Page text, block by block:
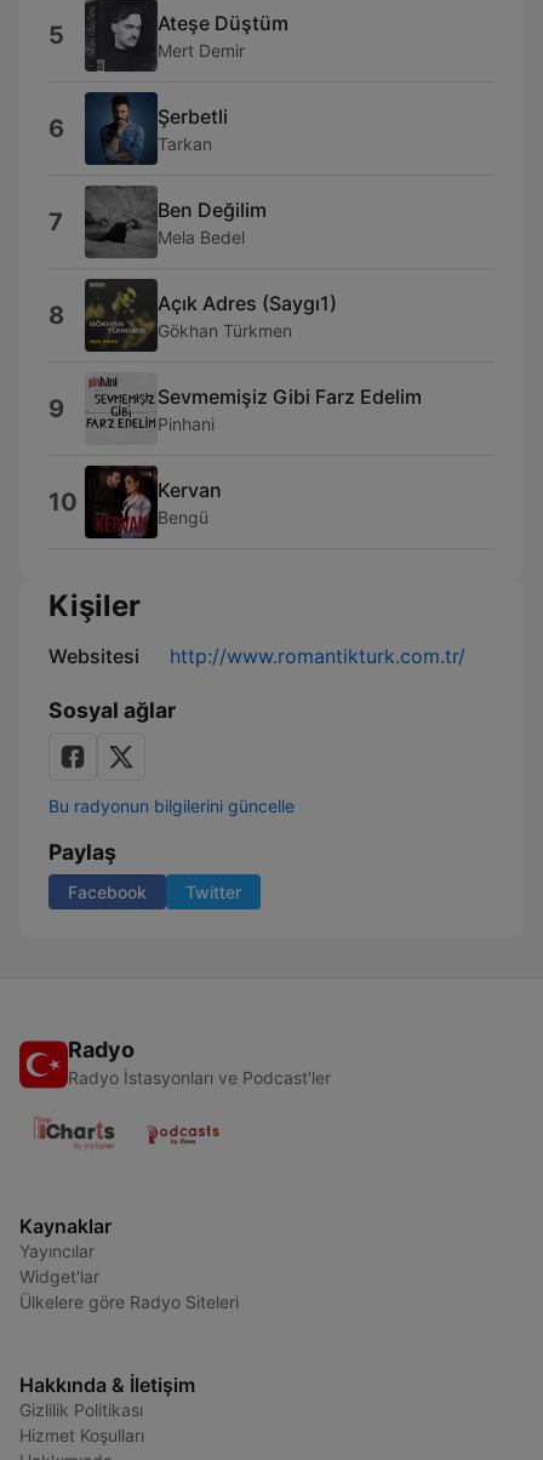
5 Ateşe Düştüm
Mert Demir
6 Şerbetli
Tarkan
7 Ben Değilim
Mela Bedel
8 Açık Adres (Saygı1)
Gökhan Türkmen
9 Sevmemişiz Gibi Farz Edelim
Pinhani
10 Kervan
Bengü
Kişiler
Websitesi http://www.romantikturk.com.tr/
Sosyal ağlar
Bu radyonun bilgilerini güncelle
Paylaş
Facebook Twitter
Radyo
Radyo İstasyonları ve Podcast'ler
Kaynaklar
Yayıncılar
Widget'lar
Ülkelere göre Radyo Siteleri
Hakkında & İletişim
Gizlilik Politikası
Hizmet Koşulları